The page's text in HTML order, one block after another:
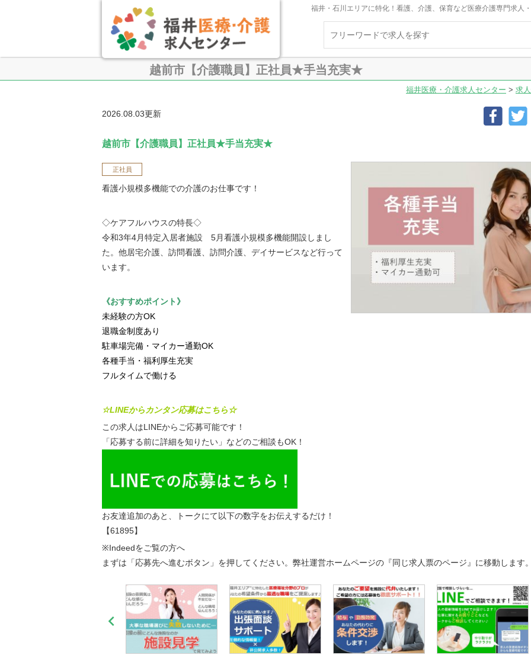
福井・石川エリアに特化！看護、介護、保育など医療介護専門求人
越前市【介護職員】正社員★手当充実★
福井医療・介護求人センター > 求
2026.08.03更新
越前市【介護職員】正社員★手当充実★
正社員
看護小規模多機能での介護のお仕事です！
◇ケアフルハウスの特長◇
令和3年4月特定入居者施設 5月看護小規模多機能開設しまし
た。他居宅介護、訪問看護、訪問介護、デイサービスなど行って
います。
《おすすめポイント》
未経験の方OK
退職金制度あり
駐車場完備・マイカー通勤OK
各種手当・福利厚生充実
フルタイムで働ける
☆LINEからカンタン応募はこちら☆
この求人はLINEからご応募可能です！
「応募する前に詳細を知りたい」などのご相談もOK！
お友達追加のあと、トークにて以下の数字をお伝えするだけ！
【61895】
※Indeedをご覧の方へ
まずは「応募先へ進むボタン」を押してください。弊社運営ホームページの『同じ求人票のページ』に移動します
